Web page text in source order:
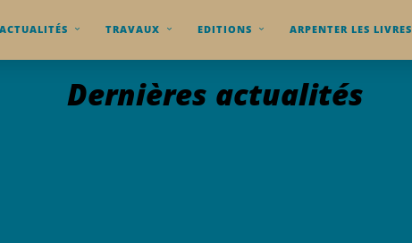
ACTUALITÉS TRAVAUX EDITIONS ARPENTER LES LIVRES
Dernières actualités